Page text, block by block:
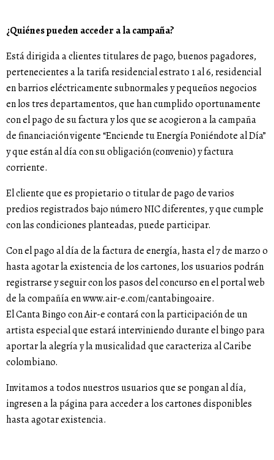
¿Quiénes pueden acceder a la campaña?
Está dirigida a clientes titulares de pago, buenos pagadores,
pertenecientes a la tarifa residencial estrato 1 al 6, residencial
en barrios eléctricamente subnormales y pequeños negocios
en los tres departamentos, que han cumplido oportunamente
con el pago de su factura y los que se acogieron a la campaña
de financiación vigente “Enciende tu Energía Poniéndote al Día”
y que están al día con su obligación (convenio) y factura
corriente.
El cliente que es propietario o titular de pago de varios
predios registrados bajo número NIC diferentes, y que cumple
con las condiciones planteadas, puede participar.
Con el pago al día de la factura de energía, hasta el 7 de marzo o
hasta agotar la existencia de los cartones, los usuarios podrán
registrarse y seguir con los pasos del concurso en el portal web
de la compañía en www.air-e.com/cantabingoaire.
El Canta Bingo con Air-e contará con la participación de un
artista especial que estará interviniendo durante el bingo para
aportar la alegría y la musicalidad que caracteriza al Caribe
colombiano.
Invitamos a todos nuestros usuarios que se pongan al día,
ingresen a la página para acceder a los cartones disponibles
hasta agotar existencia.